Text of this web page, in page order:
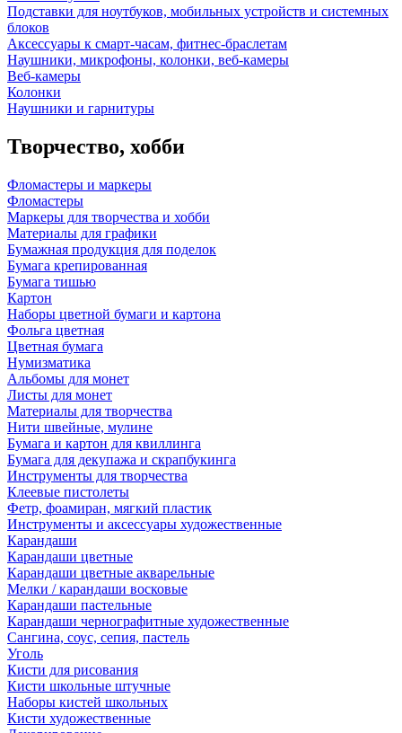
Подставки для ноутбуков, мобильных устройств и системных
блоков
Аксессуары к смарт-часам, фитнес-браслетам
Наушники, микрофоны, колонки, веб-камеры
Веб-камеры
Колонки
Наушники и гарнитуры
Творчество, хобби
Фломастеры и маркеры
Фломастеры
Маркеры для творчества и хобби
Материалы для графики
Бумажная продукция для поделок
Бумага крепированная
Бумага тишью
Картон
Наборы цветной бумаги и картона
Фольга цветная
Цветная бумага
Нумизматика
Альбомы для монет
Листы для монет
Материалы для творчества
Нити швейные, мулине
Бумага и картон для квиллинга
Бумага для декупажа и скрапбукинга
Инструменты для творчества
Клеевые пистолеты
Фетр, фоамиран, мягкий пластик
Инструменты и аксессуары художественные
Карандаши
Карандаши цветные
Карандаши цветные акварельные
Мелки / карандаши восковые
Карандаши пастельные
Карандаши чернографитные художественные
Сангина, соус, сепия, пастель
Уголь
Кисти для рисования
Кисти школьные штучные
Наборы кистей школьных
Кисти художественные